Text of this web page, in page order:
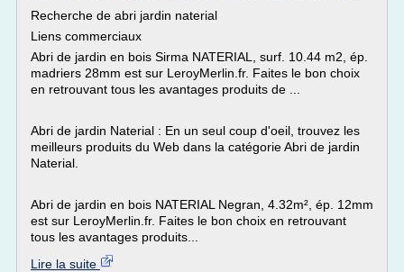
Recherche de abri jardin naterial
Liens commerciaux
Abri de jardin en bois Sirma NATERIAL, surf. 10.44 m2, ép.
madriers 28mm est sur LeroyMerlin.fr. Faites le bon choix
en retrouvant tous les avantages produits de ...
Abri de jardin Naterial : En un seul coup d'oeil, trouvez les
meilleurs produits du Web dans la catégorie Abri de jardin
Naterial.
Abri de jardin en bois NATERIAL Negran, 4.32m², ép. 12mm
est sur LeroyMerlin.fr. Faites le bon choix en retrouvant
tous les avantages produits...
Lire la suite